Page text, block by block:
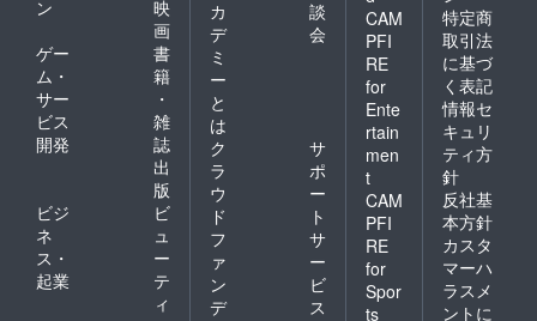
ン
映
画
ゲー
ム・
サー
ビス
開発
書
籍
・
雑
誌
出
版
ビジ
ネ
ス・
起業
ビ
ュ
ー
テ
ィ
カ
デ
ミ
ー
と
は
談
会
ク
ラ
ウ
ド
フ
ァ
ン
デ
サ
ポ
ー
ト
サ
ー
ビ
ス
CAM
PFI
RE
for
Ente
rtain
men
t
CAM
PFI
RE
for
Spor
ts
特定商
取引法
に基づ
く表記
情報セ
キュリ
ティ方
針
反社基
本方針
カスタ
マーハ
ラスメ
ントに